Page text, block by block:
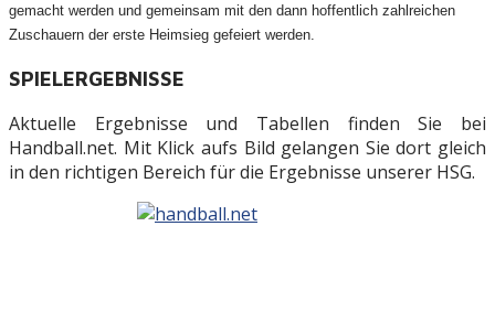
gemacht werden und gemeinsam mit den dann hoffentlich zahlreichen
Zuschauern der erste Heimsieg gefeiert werden.
SPIELERGEBNISSE
Aktuelle Ergebnisse und Tabellen finden Sie bei
Handball.net. Mit Klick aufs Bild gelangen Sie dort gleich
in den richtigen Bereich für die Ergebnisse unserer HSG.